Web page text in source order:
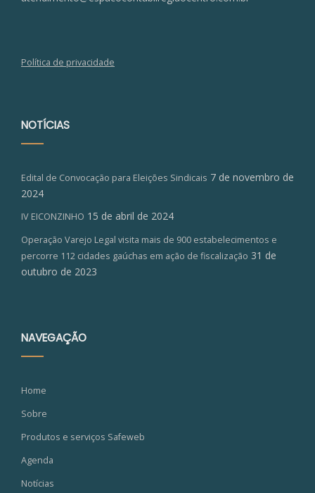
Política de privacidade
NOTÍCIAS
Edital de Convocação para Eleições Sindicais 7 de novembro de
2024
IV EICONZINHO 15 de abril de 2024
Operação Varejo Legal visita mais de 900 estabelecimentos e
percorre 112 cidades gaúchas em ação de fiscalização 31 de
outubro de 2023
NAVEGAÇÃO
Home
Sobre
Produtos e serviços Safeweb
Agenda
Notícias